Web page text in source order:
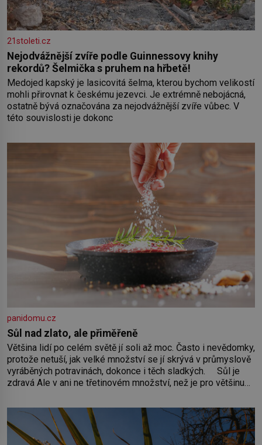
21stoleti.cz
Nejodvážnější zvíře podle Guinnessovy knihy
rekordů? Šelmička s pruhem na hřbetě!
Medojed kapský je lasicovitá šelma, kterou bychom velikostí
mohli přirovnat k českému jezevci. Je extrémně nebojácná,
ostatně bývá označována za nejodvážnější zvíře vůbec. V
této souvislosti je dokonc
panidomu.cz
Sůl nad zlato, ale přiměřeně
Většina lidí po celém světě jí soli až moc. Často i nevědomky,
protože netuší, jak velké množství se jí skrývá v průmyslově
vyráběných potravinách, dokonce i těch sladkých. Sůl je
zdravá Ale v ani ne třetinovém množství, než je pro většinu
zásadní pro správné hospodaření